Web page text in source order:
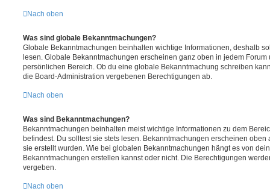
Nach oben
Was sind globale Bekanntmachungen?
Globale Bekanntmachungen beinhalten wichtige Informationen, deshalb
lesen. Globale Bekanntmachungen erscheinen ganz oben in jedem
persönlichen Bereich. Ob du eine globale Bekanntmachung schreiben
die Board-Administration vergebenen Berechtigungen ab.
Nach oben
Was sind Bekanntmachungen?
Bekanntmachungen beinhalten meist wichtige Informationen zu dem
befindest. Du solltest sie stets lesen. Bekanntmachungen erscheinen oben
sie erstellt wurden. Wie bei globalen Bekanntmachungen hängt es von
Bekanntmachungen erstellen kannst oder nicht. Die Berechtigungen
vergeben.
Nach oben